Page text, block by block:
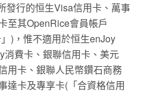
發行的恒生Visa信用卡、萬事
至其OpenRice會員帳戶
)，惟不適用於恒生enJoy
消費卡、銀聯信用卡、美元
用卡、銀聯人民幣鑽石商務
達卡及專享卡(「合資格信用